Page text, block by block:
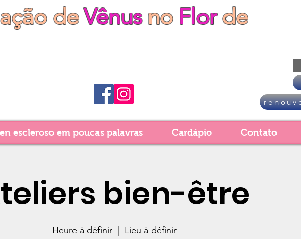
deVênus no Flor de
escleroso em poucas palavras Cardápio Contato
bien-être
Heure à définir Lieu à définir